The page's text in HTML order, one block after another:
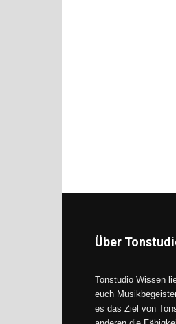
Über
Tonstudio Wissen
euch
es das Ziel von